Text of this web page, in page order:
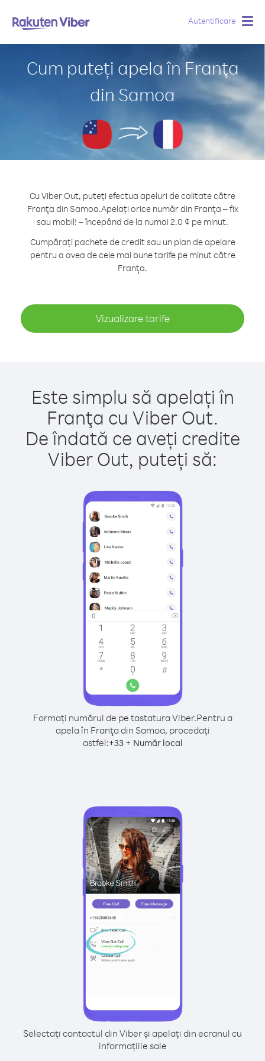
Autentificare
Cum puteți apela în Franţa
din Samoa
Cu Viber Out, puteți efectua apeluri de calitate către
Franţa din Samoa.Apelați orice număr din Franţa – fix
sau mobil! – începând de la numai 2.0 ¢ pe minut.
Cumpărați pachete de credit sau un plan de apelare
pentru a avea de cele mai bune tarife pe minut către
Franţa.
Vizualizare tarife
Este simplu să apelați în
Franţa cu Viber Out.
De îndată ce aveți credite
Viber Out, puteți să:
Formați numărul de pe tastatura Viber.Pentru a
apela în Franţa din Samoa, procedați
astfel:+33+ Număr local
Selectați contactul din Viber și apelați din ecranul cu
informațiile sale